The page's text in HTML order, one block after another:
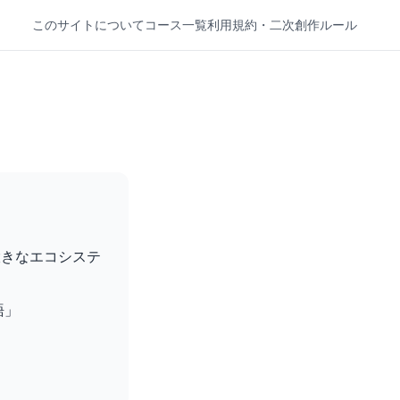
このサイトについて コース一覧利用規約・二次創作ルール
なエコシステ